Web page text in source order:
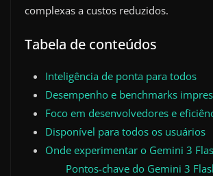
complexas a custos reduzidos.
Tabela de conteúdos
Inteligência de ponta para todos
Desempenho e benchmarks
Foco em desenvolvedores e
Disponível para todos os usuários
Onde experimentar o Gemini 3
Pontos-chave do Gemini 3